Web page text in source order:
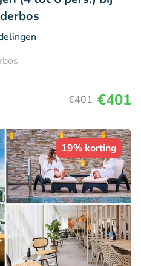
€401 €401
19% korting